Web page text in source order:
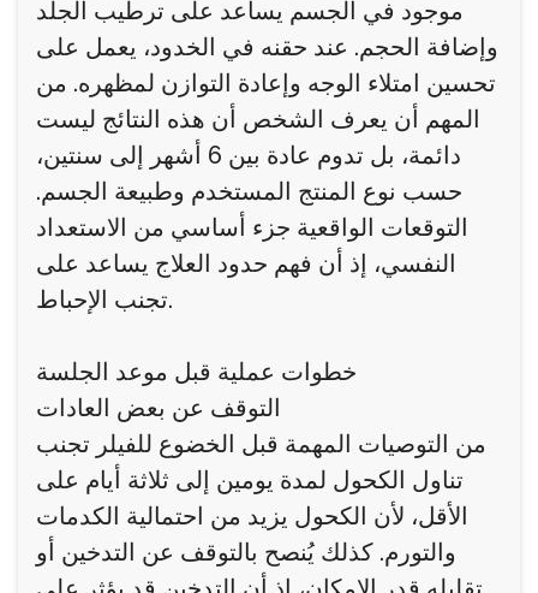
موجود في الجسم يساعد على ترطيب الجلد
وإضافة الحجم. عند حقنه في الخدود، يعمل على
تحسين امتلاء الوجه وإعادة التوازن لمظهره. من
المهم أن يعرف الشخص أن هذه النتائج ليست
دائمة، بل تدوم عادة بين 6 أشهر إلى سنتين،
حسب نوع المنتج المستخدم وطبيعة الجسم.
التوقعات الواقعية جزء أساسي من الاستعداد
النفسي، إذ أن فهم حدود العلاج يساعد على
تجنب الإحباط.
خطوات عملية قبل موعد الجلسة
التوقف عن بعض العادات
من التوصيات المهمة قبل الخضوع للفيلر تجنب
تناول الكحول لمدة يومين إلى ثلاثة أيام على
الأقل، لأن الكحول يزيد من احتمالية الكدمات
والتورم. كذلك يُنصح بالتوقف عن التدخين أو